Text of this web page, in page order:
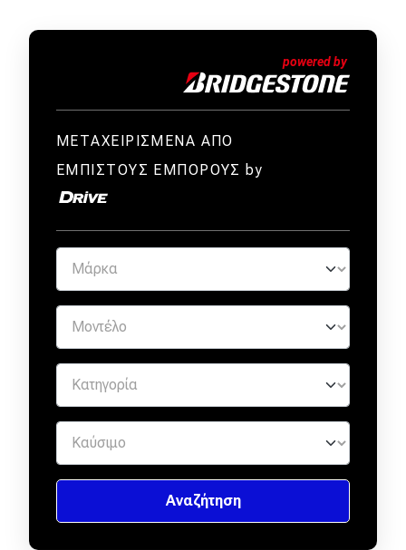
ΜΕΤΑΧΕΙΡΙΣΜΕΝΑ ΑΠΟ
ΕΜΠΙΣΤΟΥΣ ΕΜΠΟΡΟΥΣ by